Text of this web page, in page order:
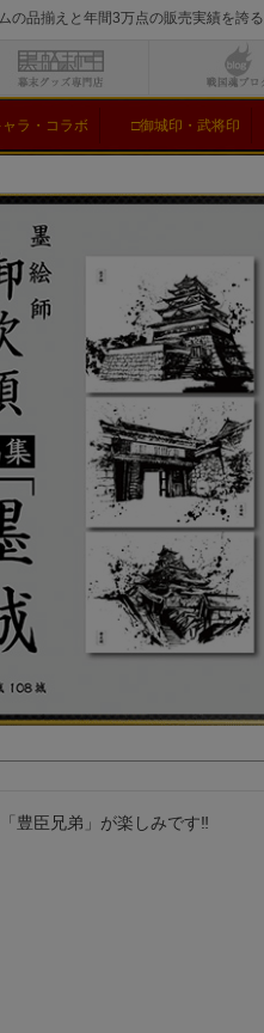
品揃えと年間3万点の販売実績を誇
ャラ・コラボ □御城印・武将印
豊臣兄弟」が楽しみです‼️